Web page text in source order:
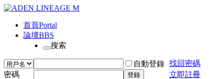
首頁Portal
論壇BBS
搜索
自動登錄 找回密碼
密碼
登錄 立即註冊